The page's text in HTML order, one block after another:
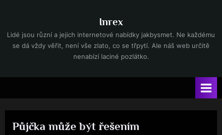
content
Inrex
Lidé jsou různí a jejich internetové nabídky jakbysmet. Ne každému
se dá vždy věřit, není vše zlato, co se třpytí. Ale náš web určitě
nenabízí laciné pozlátko.
Půjčka může být řešením